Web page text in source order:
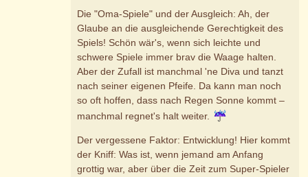
Die "Oma-Spiele" und der Ausgleich: Ah, der
Glaube an die ausgleichende Gerechtigkeit des
Spiels! Schön wär's, wenn sich leichte und
schwere Spiele immer brav die Waage halten.
Aber der Zufall ist manchmal 'ne Diva und tanzt
nach seiner eigenen Pfeife. Da kann man noch
so oft hoffen, dass nach Regen Sonne kommt –
manchmal regnet's halt weiter.
Der vergessene Faktor: Entwicklung! Hier kommt
der Kniff: Was ist, wenn jemand am Anfang
grottig war, aber über die Zeit zum Super-Spieler